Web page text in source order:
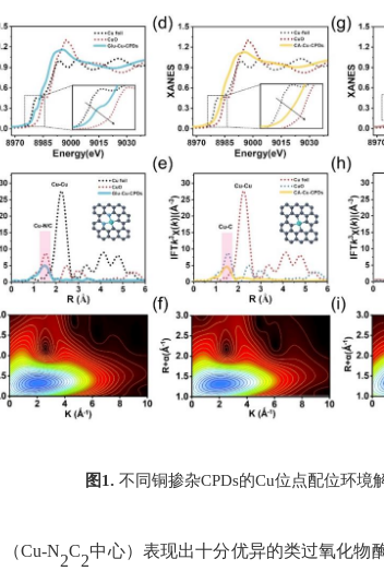
图1. 不同铜掺杂CPDs的Cu位点配位环境
（Cu-N2C2中心）表现出十分优异的类过氧化物